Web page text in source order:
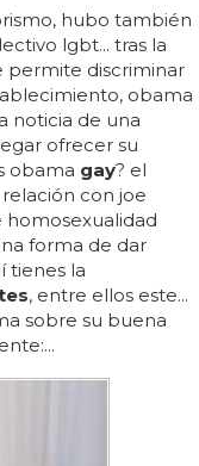
hubo también
lgbt... tras la
permite discriminar
obama
noticia de una
ofrecer su
obama gay? el
con joe
homosexualidad
forma de dar
tienes la
, entre ellos este...
sobre su buena